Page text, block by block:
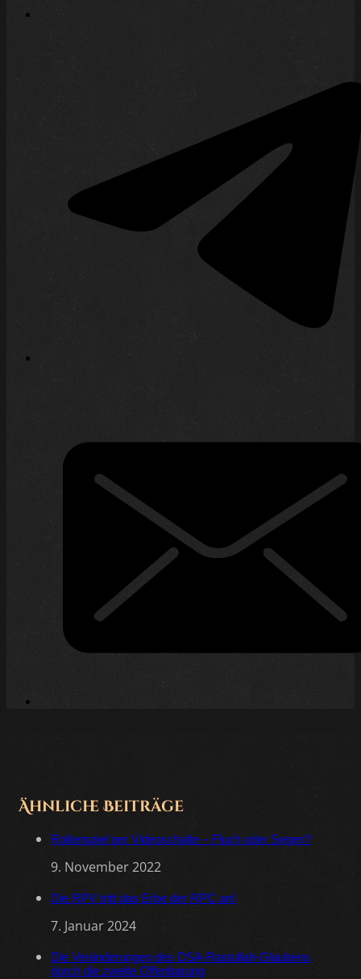
Ähnliche Beiträge
Rollenspiel per Videoschalte – Fluch oder Segen?
9. November 2022
Die RPV tritt das Erbe der RPC an!
7. Januar 2024
Die Veränderungen des DSA-Rastullah-Glaubens
durch die zweite Offenbarung